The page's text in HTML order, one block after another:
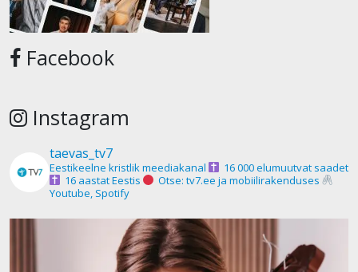
Facebook
Instagram
taevas_tv7
Eestikeelne kristlik meediakanal
16 000 elumuutvat saadet
16 aastat Eestis
Otse: tv7.ee ja mobiilirakenduses
Youtube, Spotify